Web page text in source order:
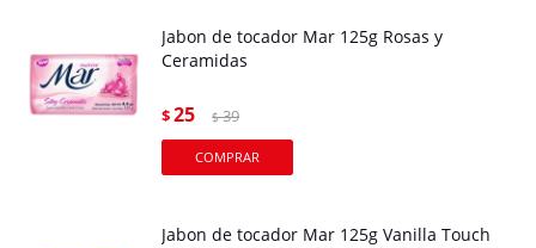
Jabon de tocador Mar 125g Rosas y
Ceramidas
$25 $ 39
Jabon de tocador Mar 125g Vanilla Touch